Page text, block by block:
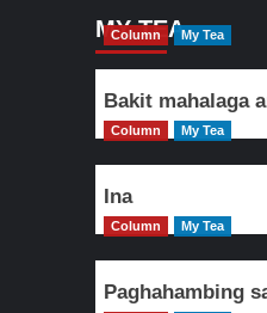
MY TEA
Column My Tea
Bakit mahalaga
Column My Tea
Ina
Column My Tea
Paghahambing